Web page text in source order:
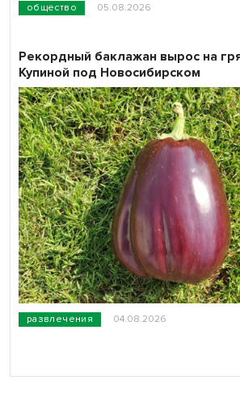
общество 05.08.2026
развлечения 04.08.2026
Рекордный баклажан вырос на
Купиной под Новосибирском